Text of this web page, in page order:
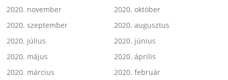
2020. november
2020. október
2020. szeptember
2020. augusztus
2020. július
2020. június
2020. május
2020. április
2020. március
2020. február